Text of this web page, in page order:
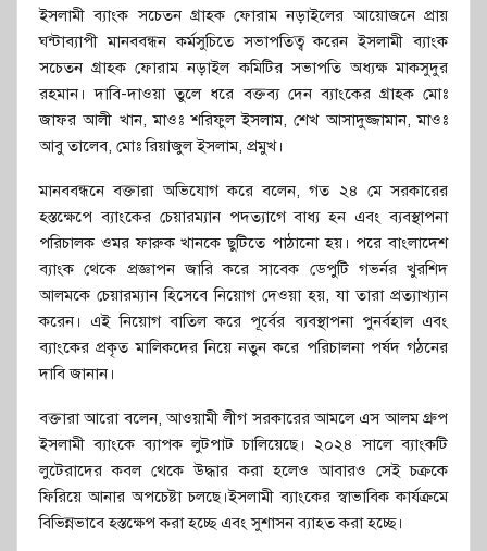
ইসলামী ব্যাংক সচেতন গ্রাহক ফোরাম নড়াইলের আয়োজনে প্রায়
ঘন্টাব্যাপী মানববন্ধন কর্মসুচিতে সভাপতিত্ব করেন ইসলামী ব্যাংক
সচেতন গ্রাহক ফোরাম নড়াইল কমিটির সভাপতি অধ্যক্ষ মাকসুদুর
রহমান। দাবি-দাওয়া তুলে ধরে বক্তব্য দেন ব্যাংকের গ্রাহক মোঃ
জাফর আলী খান, মাওঃ শরিফুল ইসলাম, শেখ আসাদুজ্জামান, মাওঃ
আবু তালেব, মোঃ রিয়াজুল ইসলাম, প্রমুখ।
মানববন্ধনে বক্তারা অভিযোগ করে বলেন, গত ২৪ মে সরকারের
হস্তক্ষেপে ব্যাংকের চেয়ারম্যান পদত্যাগে বাধ্য হন এবং ব্যবস্থাপনা
পরিচালক ওমর ফারুক খানকে ছুটিতে পাঠানো হয়। পরে বাংলাদেশ
ব্যাংক থেকে প্রজ্ঞাপন জারি করে সাবেক ডেপুটি গভর্নর খুরশিদ
আলমকে চেয়ারম্যান হিসেবে নিয়োগ দেওয়া হয়, যা তারা প্রত্যাখ্যান
করেন। এই নিয়োগ বাতিল করে পূর্বের ব্যবস্থাপনা পুনর্বহাল এবং
ব্যাংকের প্রকৃত মালিকদের নিয়ে নতুন করে পরিচালনা পর্ষদ গঠনের
দাবি জানান।
বক্তারা আরো বলেন, আওয়ামী লীগ সরকারের আমলে এস আলম গ্রুপ
ইসলামী ব্যাংকে ব্যাপক লুটপাট চালিয়েছে। ২০২৪ সালে ব্যাংকটি
লুটেরাদের কবল থেকে উদ্ধার করা হলেও আবারও সেই চক্রকে
ফিরিয়ে আনার অপচেষ্টা চলছে।ইসলামী ব্যাংকের স্বাভাবিক কার্যক্রমে
বিভিন্নভাবে হস্তক্ষেপ করা হচ্ছে এবং সুশাসন ব্যাহত করা হচ্ছে।